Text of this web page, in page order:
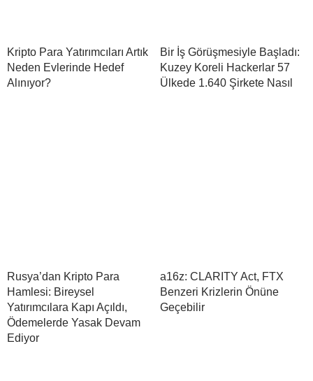
Kripto Para Yatırımcıları Artık
Neden Evlerinde Hedef
Alınıyor?
Bir İş Görüşmesiyle Başladı:
Kuzey Koreli Hackerlar 57
Ülkede 1.640 Şirkete Nasıl
Rusya’dan Kripto Para
Hamlesi: Bireysel
Yatırımcılara Kapı Açıldı,
Ödemelerde Yasak Devam
Ediyor
a16z: CLARITY Act, FTX
Benzeri Krizlerin Önüne
Geçebilir